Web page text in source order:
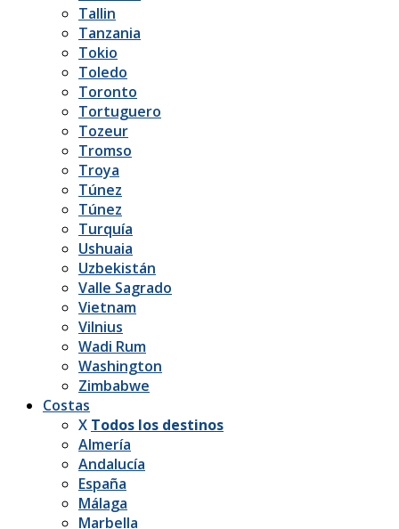
Tallin
Tanzania
Tokio
Toledo
Toronto
Tortuguero
Tozeur
Tromso
Troya
Túnez
Túnez
Turquía
Ushuaia
Uzbekistán
Valle Sagrado
Vietnam
Vilnius
Wadi Rum
Washington
Zimbabwe
Costas
X Todos los destinos
Almería
Andalucía
España
Málaga
Marbella